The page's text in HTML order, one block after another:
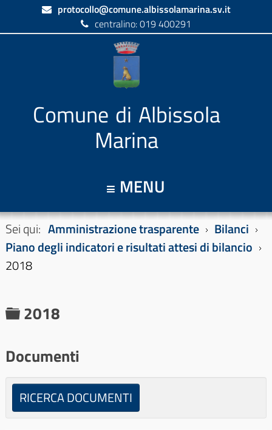
protocollo@comune.albissolamarina.sv.it
centralino: 019 400291
Comune di Albissola
Marina
MENU
Sei qui: Amministrazione trasparente
Bilanci
Piano degli indicatori e risultati attesi di bilancio
2018
C
r
e
l
2018
Documenti
RICERCA DOCUMENTI